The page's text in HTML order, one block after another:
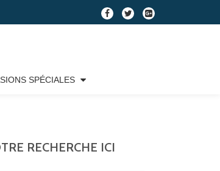
fa-
fa-
fa-
SPÉCIALES
RECHERCHE ICI